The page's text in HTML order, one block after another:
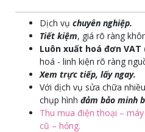
Dịch vụ chuyên nghiệp.
Tiết kiệm, giá rõ ràng
Luôn xuất hoá đơn VAT
hoá - linh kiện rõ ràng
Xem trực tiếp, lấy ngay.
Với dịch vụ sửa chữa
chụp hình đảm bảo minh
Thu mua điện thoại –
cũ – hỏng.